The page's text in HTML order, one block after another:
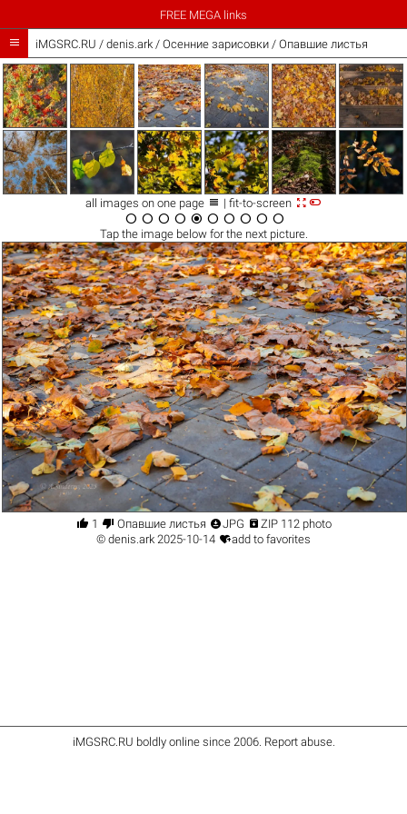
FREE MEGA links
 iMGSRC.RU / denis.ark/ Осенние зарисовки / Опавшие листья
all images on one page  | fit-to-screen 
         
Tap the imagebelow for the next picture.
 1  Опавшие листья JPG  ZIP 112 photo
© denis.ark 2025-10-14 add to favorites
iMGSRC.RU boldly online since 2006. Report abuse.